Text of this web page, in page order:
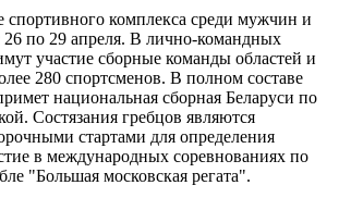
спортивного комплекса среди мужчин и
по 29 апреля. В лично-командных
участие сборные команды областей и
280 спортсменов. В полном составе
национальная сборная Беларуси по
Состязания гребцов являются
стартами для определения
в международных соревнованиях по
"Большая московская регата".